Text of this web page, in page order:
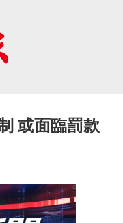
或面臨罰款